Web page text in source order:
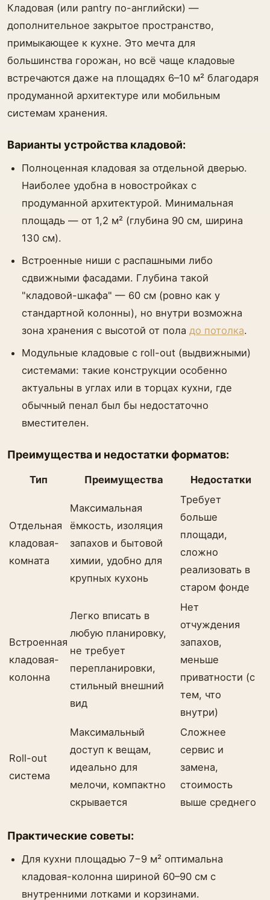
Кладовая (или pantry по-английски) —
дополнительное закрытое пространство,
примыкающее к кухне. Это мечта для
большинства горожан, но всё чаще кладовые
встречаются даже на площадях 6–10 м² благодаря
продуманной архитектуре или мобильным
системам хранения.
Варианты устройства кладовой:
Полноценная кладовая за отдельной дверью.
Наиболее удобна в новостройках с
продуманной архитектурой. Минимальная
площадь — от 1,2 м² (глубина 90 см, ширина
130 см).
Встроенные ниши с распашными либо
сдвижными фасадами. Глубина такой
"кладовой-шкафа" — 60 см (ровно как у
стандартной колонны), но внутри возможна
зона хранения с высотой от пола до потолка.
Модульные кладовые с roll-out (выдвижными)
системами: такие конструкции особенно
актуальны в углах или в торцах кухни, где
обычный пенал был бы недостаточно
вместителен.
Преимущества и недостатки форматов:
Тип Преимущества Недостатки
Отдельная
кладовая-
комната
Максимальная
ёмкость, изоляция
запахов и бытовой
химии, удобно для
крупных кухонь
Требует
больше
площади,
сложно
реализовать в
старом фонде
Встроенная
кладовая-
колонна
Легко вписать в
любую планировку,
не требует
перепланировки,
стильный внешний
вид
Нет
отчуждения
запахов,
меньше
приватности (с
тем, что
внутри)
Roll-out
система
Максимальный
доступ к вещам,
идеально для
мелочи, компактно
скрывается
Сложнее
сервис и
замена,
стоимость
выше среднего
Практические советы:
Для кухни площадью 7−9 м² оптимальна
кладовая-колонна шириной 60–90 см с
внутренними лотками и корзинами.